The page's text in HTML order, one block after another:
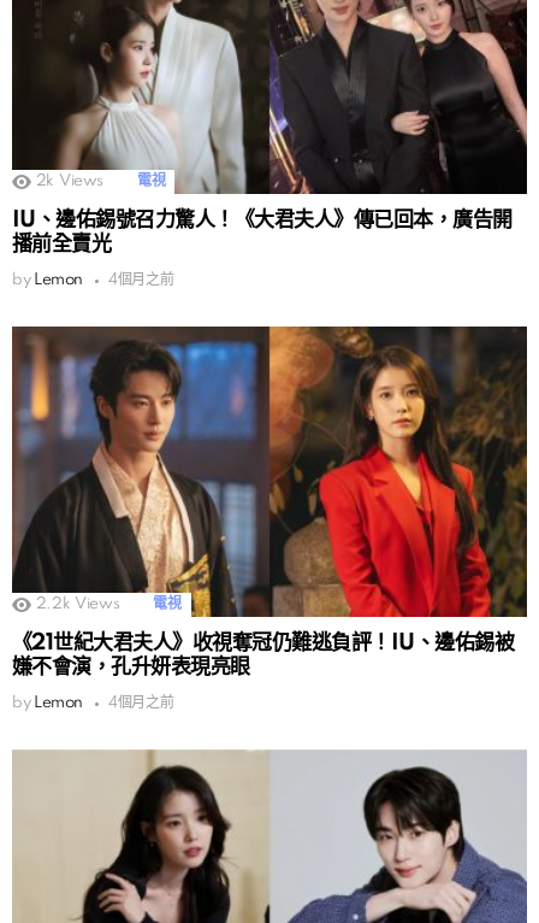
2k Views 電視
IU、邊佑錫號召力驚人！《大君夫人》傳已回本，廣告開
播前全賣光
by Lemon 4個月之前
2.2k Views 電視
《21世紀大君夫人》收視奪冠仍難逃負評！IU、邊佑錫被
嫌不會演，孔升妍表現亮眼
by Lemon 4個月之前